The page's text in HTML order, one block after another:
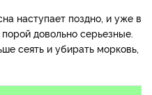
наступает поздно, и уже в
довольно серьезные.
сеять и убирать морковь,